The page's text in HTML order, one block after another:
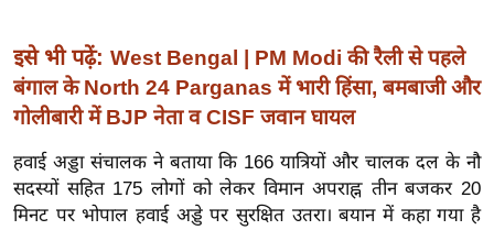
सा
हि
त्य
ज
ग
त
इसे भी पढ़ें: West Bengal | PM Modi की रैली से पहले
बंगाल के North 24 Parganas में भारी हिंसा, बमबाजी और
गोलीबारी में BJP नेता व CISF जवान घायल
हवाई अड्डा संचालक ने बताया कि 166 यात्रियों और चालक दल के नौ
सदस्यों सहित 175 लोगों को लेकर विमान अपराह्न तीन बजकर 20
मिनट पर भोपाल हवाई अड्डे पर सुरक्षित उतरा। बयान में कहा गया है